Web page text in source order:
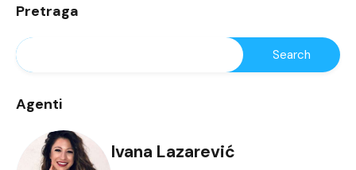
Pretraga
Agenti
Ivana Lazarević